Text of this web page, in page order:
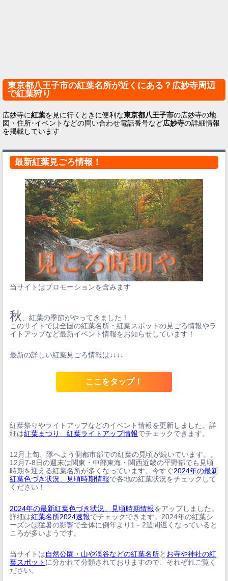
東京都八王子市の紅葉名所が近くにある？広妙寺周辺
で紅葉狩り
広妙寺に紅葉を見に行くときに便利な東京都八王子市の広妙寺の地
図・住所･イベントなどの問い合わせ電話番号など広妙寺の詳細情報
を掲載しています
最新紅葉見ごろ情報！
当サイトはプロモーションを含みます
秋
、紅葉の季節がやってきました！
このサイトでは全国の紅葉名所・紅葉スポットの見ごろ情報やラ
イトアップなど最新イベント情報をお知らせしています！
最新の詳しい紅葉見ごろ情報は↓↓↓↓
ここをタップ！
紅葉祭りやライトアップなどのイベント情報を更新しました。詳
細は紅葉まつり 紅葉ライトアップ情報でチェックできます。
12月上旬、隊へよう側都市部での紅葉の見頃が続いています。。
12月7-8日の週末は関東・中部東海・関西近畿の平野部でも見頃
時期を迎える紅葉名所が多くなっています。今すぐ2024年の最新
紅葉色づき状況、見頃時期情報で各地の紅葉状況をチェックして
ください！
2024年の最新紅葉色づき状況、見頃時期情報をアップしました。
詳細は紅葉名所2024速報でチェックできます。2024年の紅葉シ
ーズンは猛暑の影響で全体に例年より1－2週間遅くなっていると
ころが多いようです。
当サイトは自然公園・山や渓谷などの紅葉名所と お寺や神社の紅
葉スポット に分かれて分類されておりますので、それぞれご覧く
ださい。